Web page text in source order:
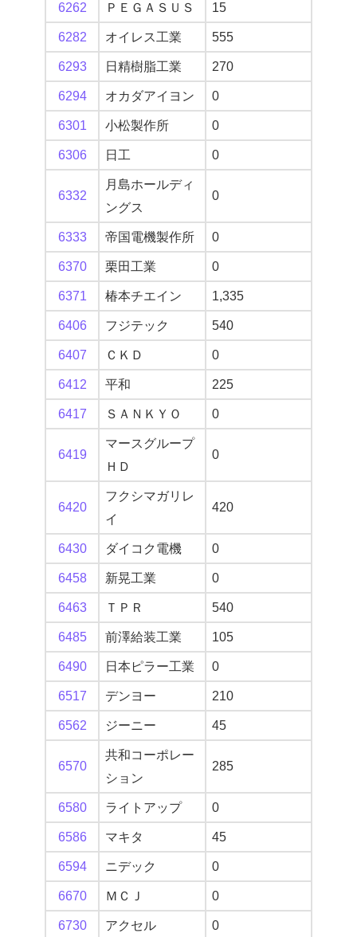
6262 ＰＥＧＡＳＵＳ 15
6282 オイレス工業 555
6293 日精樹脂工業 270
6294 オカダアイヨン 0
6301 小松製作所 0
6306 日工 0
6332
月島ホールディ
ングス
0
6333 帝国電機製作所 0
6370 栗田工業 0
6371 椿本チエイン 1,335
6406 フジテック 540
6407 ＣＫＤ 0
6412 平和 225
6417 ＳＡＮＫＹＯ 0
6419
マースグループ
ＨＤ
0
6420
フクシマガリレ
イ
420
6430 ダイコク電機 0
6458 新晃工業 0
6463 ＴＰＲ 540
6485 前澤給装工業 105
6490 日本ピラー工業 0
6517 デンヨー 210
6562 ジーニー 45
6570
共和コーポレー
ション
285
6580 ライトアップ 0
6586 マキタ 45
6594 ニデック 0
6670 ＭＣＪ 0
6730 アクセル 0